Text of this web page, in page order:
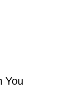
You